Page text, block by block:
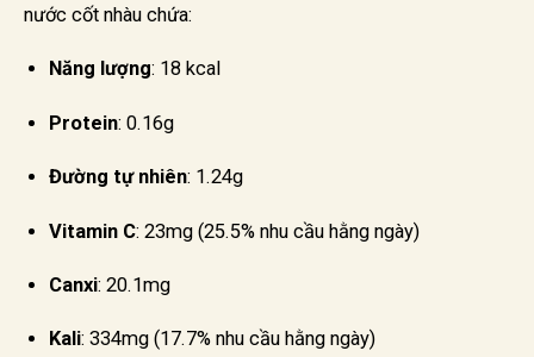
nước cốt nhàu chứa:
Năng lượng: 18 kcal
Protein: 0.16g
Đường tự nhiên: 1.24g
Vitamin C: 23mg (25.5% nhu cầu hằng ngày)
Canxi: 20.1mg
Kali: 334mg (17.7% nhu cầu hằng ngày)